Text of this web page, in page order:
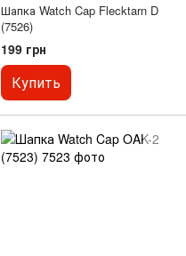
Шапка Watch Cap Flecktarn D
(7526)
199 грн
Купить